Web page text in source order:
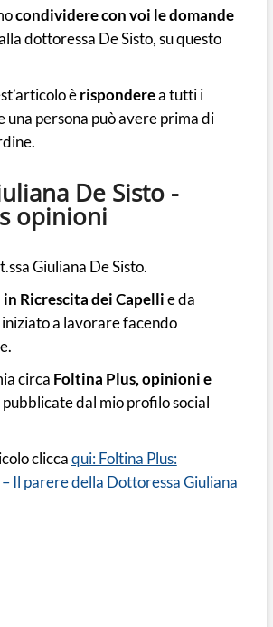
condividere con voi le domande
dottoressa De Sisto, su questo
èrisponderea tutti i
una persona può avere prima di
De Sisto -
opinioni
Giuliana De Sisto.
Ricrescita dei Capellie da
a lavorare facendo
circa Foltina Plus, opinioni e
pubblicate dal mio profilo social
cliccaqui: Foltina Plus:
Il parere della Dottoressa Giuliana